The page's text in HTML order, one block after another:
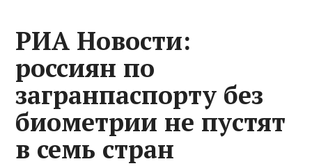
РИА Новости:
россиян по
загранпаспорту без
биометрии не пустят
в семь стран